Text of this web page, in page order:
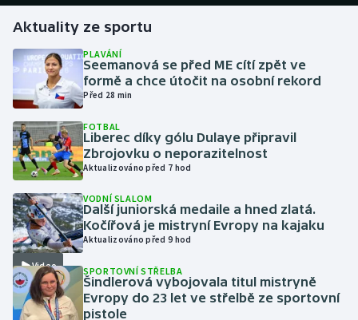
Golf
Gymnastika
Házená
Jezdectví
Judo
Krasobruslení
Lezení
Lyže a snowboard
Aktuality ze sportu
PLAVÁNÍ
Seemanová se před ME cítí zpět ve
formě a chce útočit na osobní rekord
Před 28 min
FOTBAL
Liberec díky gólu Dulaye připravil
Zbrojovku o neporazitelnost
Aktualizováno před 7 hod
Video
VODNÍ SLALOM
Další juniorská medaile a hned zlatá.
Kočířová je mistryní Evropy na kajaku
Aktualizováno před 9 hod
SPORTOVNÍ STŘELBA
Šindlerová vybojovala titul mistryně
Evropy do 23 let ve střelbě ze sportovní
pistole